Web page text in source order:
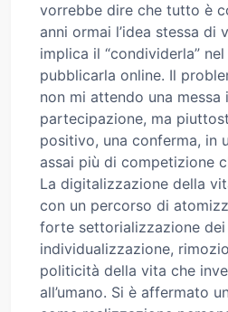
vorrebbe dire che tutto è
anni ormai l’idea stessa di
implica il “condividerla”
pubblicarla online. Il
non mi attendo una messa
partecipazione, ma
positivo, una conferma, in
assai più di competizione
La digitalizzazione della
con un percorso di
forte settorializzazione dei
individualizzazione,
politicità della vita che
all’umano. Si è affermato